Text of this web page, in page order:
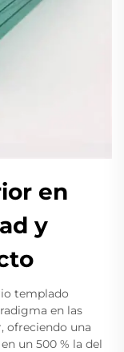
en
y
templado
en las
ofreciendo una
un 500 % la del